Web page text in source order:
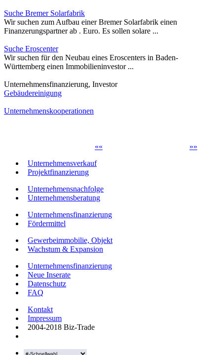
Suche Bremer Solarfabrik
Wir suchen zum Aufbau einer Bremer Solarfabrik einen
Finanzerungspartner ab . Euro. Es sollen solare ...
Suche Eroscenter
Wir suchen für den Neubau eines Eroscenters in Baden-
Württemberg einen Immobilieninvestor ...
Unternehmensfinanzierung, Investor
Gebäudereinigung
Unternehmenskooperationen
»»
««
Unternehmensverkauf
Projektfinanzierung
Unternehmensnachfolge
Unternehmensberatung
Unternehmensfinanzierung
Fördermittel
Gewerbeimmobilie, Objekt
Wachstum & Expansion
Unternehmensfinanzierung
Neue Inserate
Datenschutz
FAQ
Kontakt
Impressum
2004-2018 Biz-Trade